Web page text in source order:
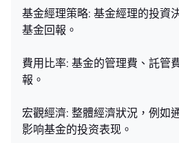
基金經理策略: 基金經理的投資
基金回報。
費用比率: 基金的管理費、託管
報。
宏觀經濟: 整體經濟狀況，例如
影响基金的投资表现。